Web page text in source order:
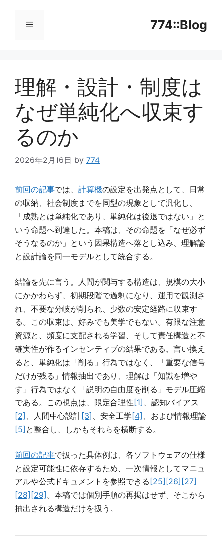
774::Blog
ニ
ュ
ー
理解・設計・制度は
なぜ単純化へ収束す
るのか
2026年2月16日 by 774
前回の記事では、 計算機の設定を出発点として、日常
の収納、社会制度までを同型の現象として汎化し、
「成熟とは単純化であり、単純化は後退ではない」と
いう命題へ到達した。本稿は、その命題を「なぜ必ず
そうなるのか」という因果構造へ落とし込み、理解論
と設計論を同一モデルとして統合する。
結論を先に言う。人間が関与する構造は、規模の大小
にかかわらず、初期段階で過剰になり、運用で観測さ
れ、不要な分岐が削られ、少数の安定経路に収束す
る。この収束は、好みでも美学でもない。有限な注意
資源と、頻度に支配される学習、そして責任構造と不
確実性が作るインセンティブの結果である。言い換え
ると、単純化は「削る」行為ではなく、「重要な信号
だけが残る」情報抽出であり、理解は「知識を増や
す」行為ではなく「説明の自由度を削る」モデル圧縮
である。この視点は、限定合理性 [1] 、認知バイアス
[2] 、人間中心設計[3] 、安全工学 [4] 、および情報理論
[5] と整合し、しかもそれらを横断する。
前回の記事で扱った具体例は、各ソフトウェアの仕様
と設定可能性に依存するため、一次情報としてマニュ
アルや公式ドキュメントを参照できる [25] [26] [27]
[28] [29] 。本稿では個別手順の再掲はせず、そこから
抽出される構造だけを扱う。